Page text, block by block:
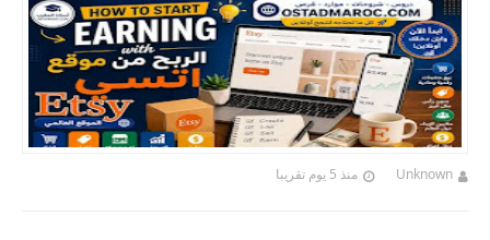
Unknown منذ 5 يوم تقريبا